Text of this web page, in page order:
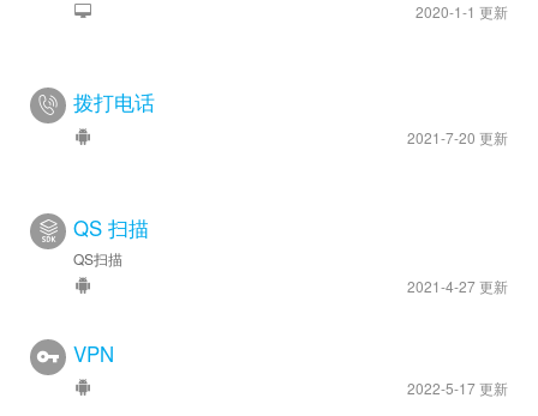
2020-1-1 更新
拨打电话
2021-7-20 更新
QS 扫描
QS扫描
2021-4-27 更新
VPN
2022-5-17 更新